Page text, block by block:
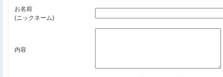
お名前
(ニックネーム)
内容